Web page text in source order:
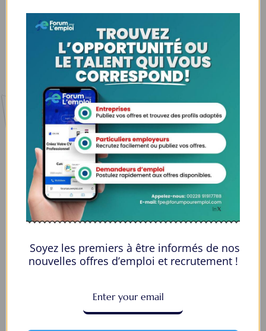
la solution idéale pour tous ceux qui cherchent à se connecter au
monde du travail. Que vous soyez à la recherche d’une nouvelle
opportunité professionnelle ou que vous souhaitiez recruter les meilleurs
Lome, Togo
fpe@forumpouremploi.com / 0022891917788
Espaces Candidats
Parcourir les Candidats
Tableau de Bord
Alertes d’Emploi
Mes Favoris
Postuler en ligne : 5 erreurs courantes à éviter pour maximiser vos
8 Décisions Importantes Pour Ne Pas Vivre Avec Des Regrets
Soyez les premiers à être informés de nos
nouvelles offres d’emploi et recrutement !